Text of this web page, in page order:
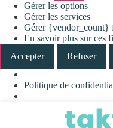
Gérer les options
Gérer les services
Gérer {vendor_count}
En savoir plus sur ces
Accepter
Refuser
Politique de